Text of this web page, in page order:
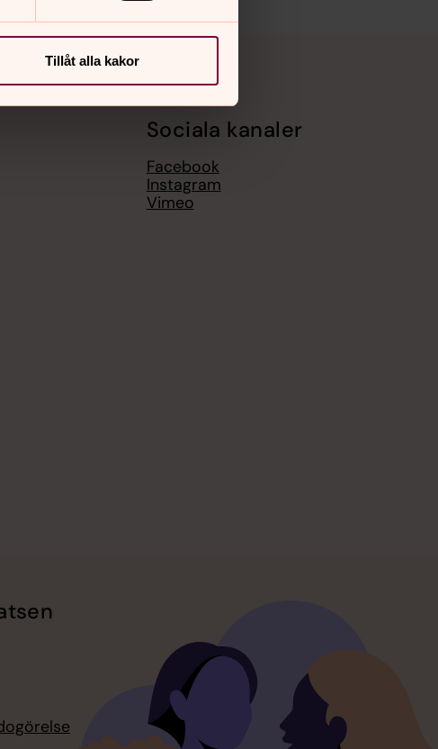
Tillåt alla kakor
Sociala kanaler
Facebook
Instagram
Vimeo